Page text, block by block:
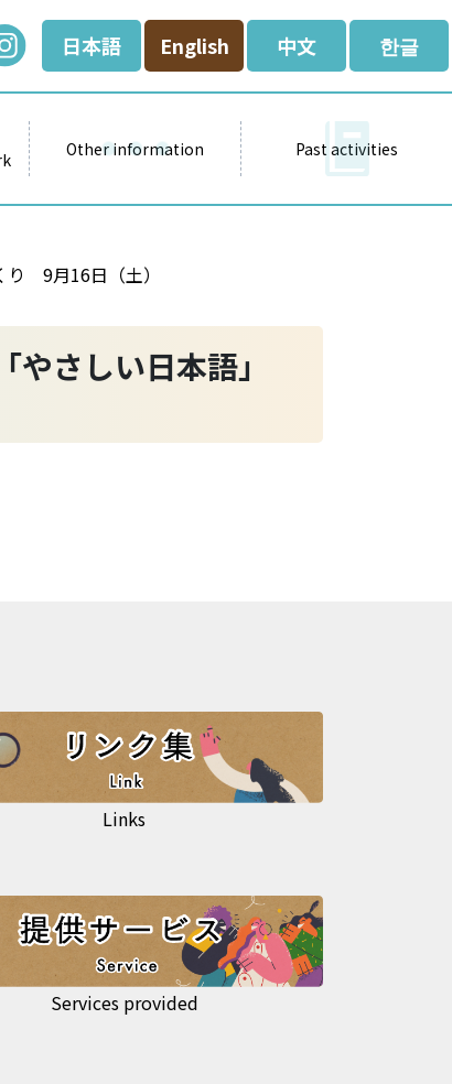
日本語 English 中文 한글
Other information Past activities
り 9月16日（土）
さしい日本語」
Links
Services provided